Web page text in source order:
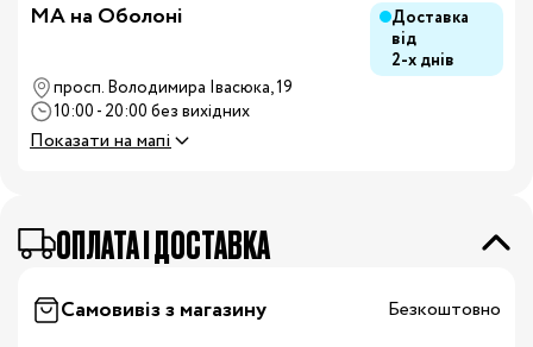
MA на Оболоні
Доставка
від
2-х днів
просп. Володимира Івасюка, 19
10:00 - 20:00 без вихідних
Показати на мапі
OПЛАТА І ДОСТАВКА
Самовивіз з магазину
Безкоштовно